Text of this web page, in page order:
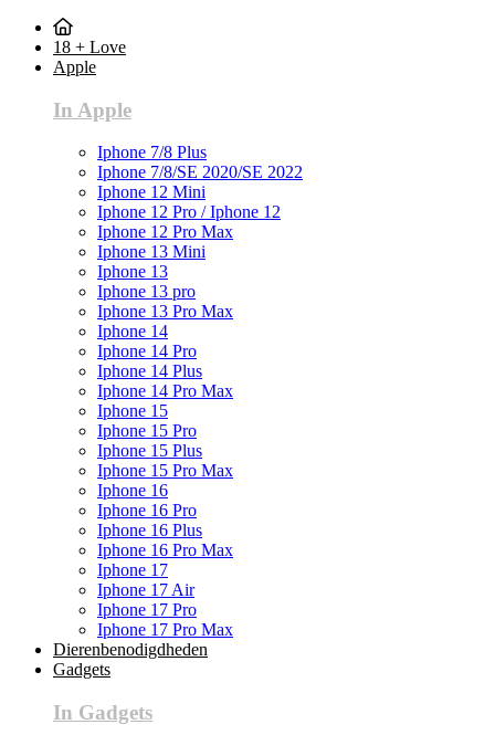
18 + Love
Apple
In Apple
Iphone 7/8 Plus
Iphone 7/8/SE 2020/SE 2022
Iphone 12 Mini
Iphone 12 Pro / Iphone 12
Iphone 12 Pro Max
Iphone 13 Mini
Iphone 13
Iphone 13 pro
Iphone 13 Pro Max
Iphone 14
Iphone 14 Pro
Iphone 14 Plus
Iphone 14 Pro Max
Iphone 15
Iphone 15 Pro
Iphone 15 Plus
Iphone 15 Pro Max
Iphone 16
Iphone 16 Pro
Iphone 16 Plus
Iphone 16 Pro Max
Iphone 17
Iphone 17 Air
Iphone 17 Pro
Iphone 17 Pro Max
Dierenbenodigdheden
Gadgets
In Gadgets